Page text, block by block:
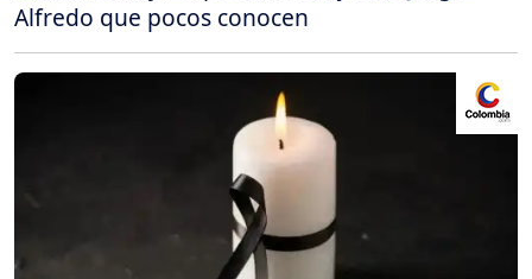
Alfredo que pocos conocen